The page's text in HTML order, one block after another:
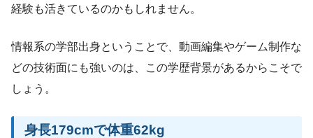
経験も活きているのかもしれません。
情報系の学部出身ということで、動画編集やゲーム制作な
どの技術面にも強いのは、この学歴背景があるからこそで
しょう。
身長179cmで体重62kg